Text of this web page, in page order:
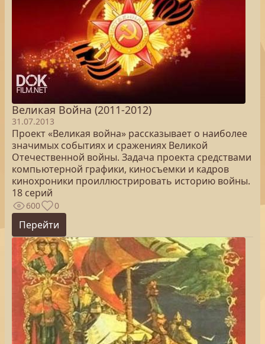
Великая Война (2011-2012)
31.07.2013
Проект «Великая война» рассказывает о наиболее
значимых событиях и сражениях Великой
Отечественной войны. Задача проекта средствами
компьютерной графики, киносъемки и кадров
кинохроники проиллюстрировать историю войны.
18 серий
600 0
Перейти